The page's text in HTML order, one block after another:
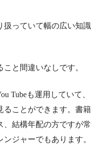
扱っていて幅の広い知識
と間違いなしです。
Tubeも運用していて、
ることができます。書籍
、結構年配の方ですが常
ジャーでもあります。